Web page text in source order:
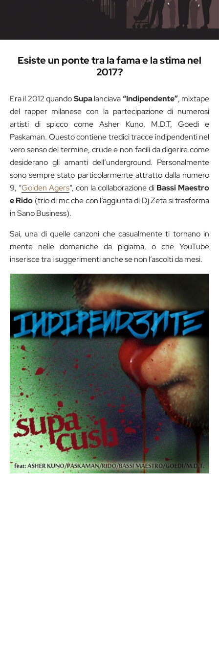
Esiste un ponte tra la fama e la stima nel
2017?
Era il 2012 quandoSupa lanciava“Indipendente”, mixtape
del rapper milanese con la partecipazione di numerosi
artisti di spicco come Asher Kuno, M.D.T, Goedi e
Paskaman. Questo contiene tredici tracce indipendenti nel
vero senso del termine, crude e non facili da digerire come
desiderano gli amanti dell’underground. Personalmente
sono sempre stato particolarmente attratto dalla numero
9, “Golden Agers“, con la collaborazione di Bassi Maestro
e Rido (trio di mc che con l’aggiunta di Dj Zeta si trasforma
in Sano Business).
Sai, una di quelle canzoni che casualmente ti tornano in
mente nelle domeniche da pigiama, o che YouTube
inserisce tra i suggerimenti anche se non l’ascolti da mesi.